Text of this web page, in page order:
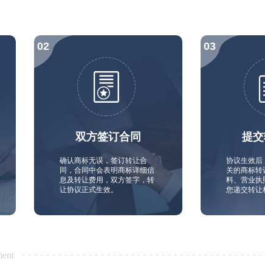
双方签订合同
确认商标无误，签订转让合
同，合同中会表明商标详细信
息及转让费用，双方签字，转
让协议正式生效。
提
协议生效后
关的商标转
料、营业执
您递交转让